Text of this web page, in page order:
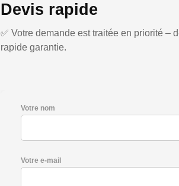
Devis rapide
✅ Votre demande est traitée en priorité –
rapide garantie.
Votre nom
Votre e-mail